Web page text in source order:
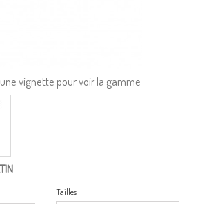
vignette pour voir la gamme
Tailles